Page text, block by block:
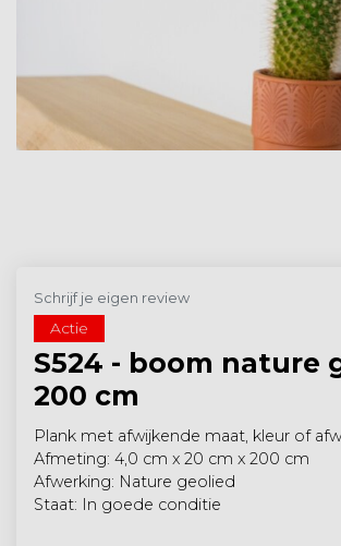
Schrijf je eigen review
Actie
S524 - boom nature
200 cm
Plank met afwijkende maat, kleur of
Afmeting: 4,0 cm x 20 cm x 200 cm
Afwerking: Nature geolied
Staat: In goede conditie